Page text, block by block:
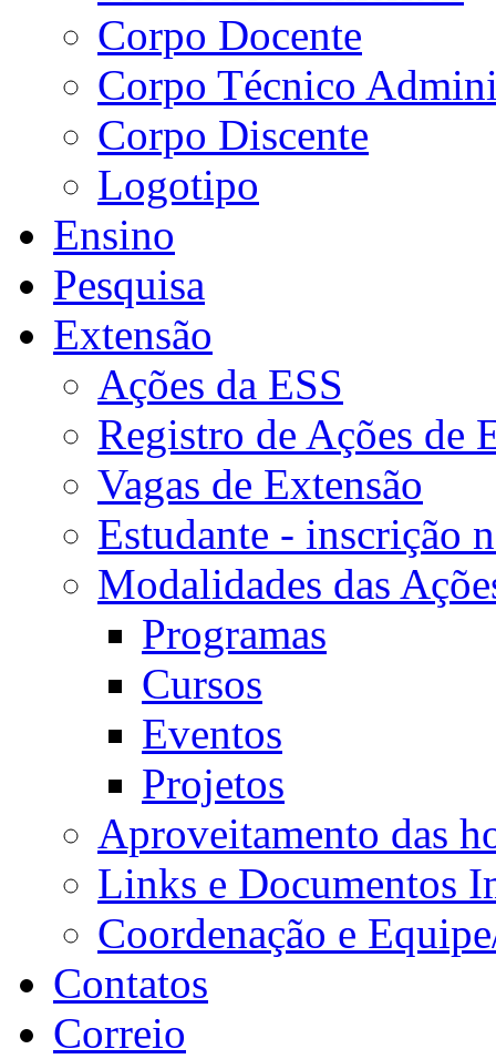
Corpo Docente
Corpo Técnico
Corpo Discente
Logotipo
Ensino
Pesquisa
Extensão
Ações da ESS
Registro de Ações de
Vagas de Extensão
Estudante - inscrição
Modalidades das
Programas
Cursos
Eventos
Projetos
Aproveitamento das
Links e Documentos
Coordenação e
Contatos
Correio